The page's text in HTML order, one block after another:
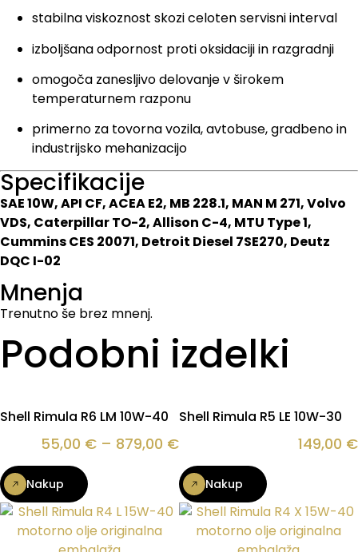
stabilna viskoznost skozi celoten servisni interval
izboljšana odpornost proti oksidaciji in razgradnji
omogoča zanesljivo delovanje v širokem
temperaturnem razponu
primerno za tovorna vozila, avtobuse, gradbeno in
industrijsko mehanizacijo
Specifikacije
SAE 10W, API CF, ACEA E2, MB 228.1, MAN M 271, Volvo
VDS, Caterpillar TO-2, Allison C-4, MTU Type 1,
Cummins CES 20071, Detroit Diesel 7SE270, Deutz
DQC I-02
Mnenja
Trenutno še brez mnenj.
Podobni izdelki
Shell Rimula R6 LM 10W-40
55,00 € – 879,00 €
Nakup
Shell Rimula R5 LE 10W-30
149,00 €
Nakup